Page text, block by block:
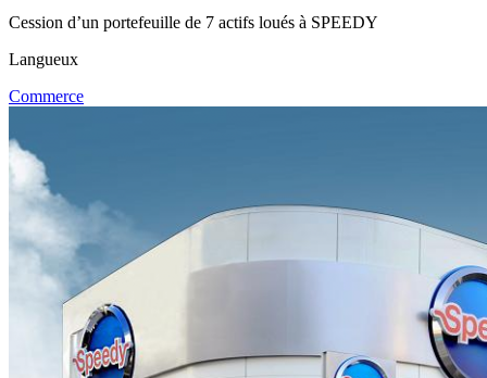
Cession d’un portefeuille de 7 actifs loués à SPEEDY
Langueux
Commerce